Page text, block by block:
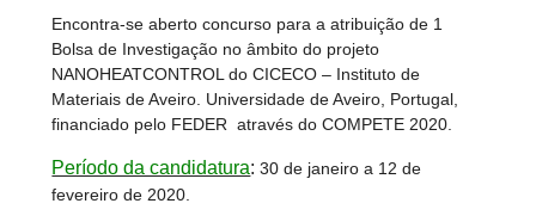
Encontra-se aberto concurso para a atribuição de 1
Bolsa de Investigação no âmbito do projeto
NANOHEATCONTROL do CICECO – Instituto de
Materiais de Aveiro. Universidade de Aveiro, Portugal,
financiado pelo FEDER através do COMPETE 2020.
Período da candidatura: 30 de janeiro a 12 de
fevereiro de 2020.